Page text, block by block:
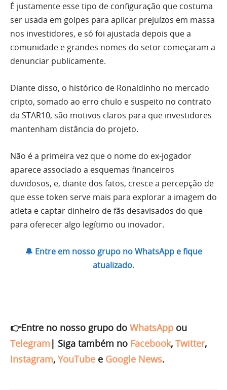
É justamente esse tipo de configuração que costuma
ser usada em golpes para aplicar prejuízos em massa
nos investidores, e só foi ajustada depois que a
comunidade e grandes nomes do setor começaram a
denunciar publicamente.
Diante disso, o histórico de Ronaldinho no mercado
cripto, somado ao erro chulo e suspeito no contrato
da STAR10, são motivos claros para que investidores
mantenham distância do projeto.
Não é a primeira vez que o nome do ex-jogador
aparece associado a esquemas financeiros
duvidosos, e, diante dos fatos, cresce a percepção de
que esse token serve mais para explorar a imagem do
atleta e captar dinheiro de fãs desavisados do que
para oferecer algo legítimo ou inovador.
🔔 Entre em nosso grupo no WhatsApp e fique
atualizado.
👉Entre no nosso grupo do WhatsApp ou
Telegram | Siga também no Facebook, Twitter,
Instagram, YouTube e Google News.